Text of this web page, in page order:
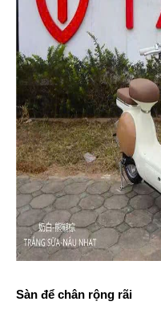
Sàn để chân rộng rãi